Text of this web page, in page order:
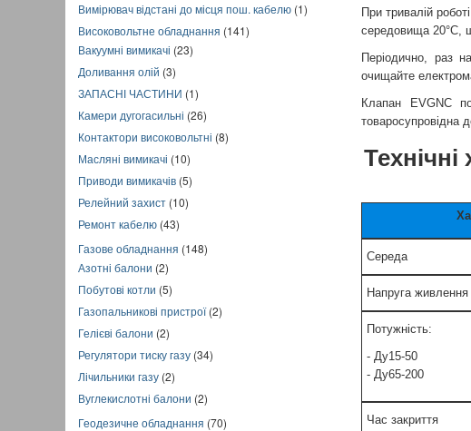
Вимірювач відстані до місця пош. кабелю (1)
Високовольтне обладнання (141)
Вакуумні вимикачі (23)
Доливання олій (3)
ЗАПАСНІ ЧАСТИНИ (1)
Камери дугогасильні (26)
Контактори високовольтні (8)
Масляні вимикачі (10)
Приводи вимикачів (5)
Релейний захист (10)
Ремонт кабелю (43)
Газове обладнання (148)
Азотні балони (2)
Побутові котли (5)
Газопальникові пристрої(2)
Гелієві балони (2)
Регулятори тиску газу (34)
Лічильники газу (2)
Вуглекислотні балони (2)
Геодезичне обладнання (70)
При тривалій
середовища 20°С,
Періодично, раз
очищайте
Клапан EVGNC
товаросупровідна
Середа
Напруга
Потужність:
- Ду15-50
- Ду65-200
Час закриття